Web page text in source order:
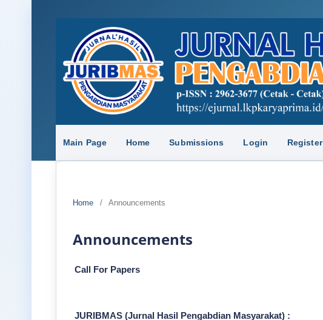
Main Page Home Submissions Login Register
Home / Announcements
Announcements
Call For Papers
JURIBMAS (Jurnal Hasil Pengabdian Masyarakat) :